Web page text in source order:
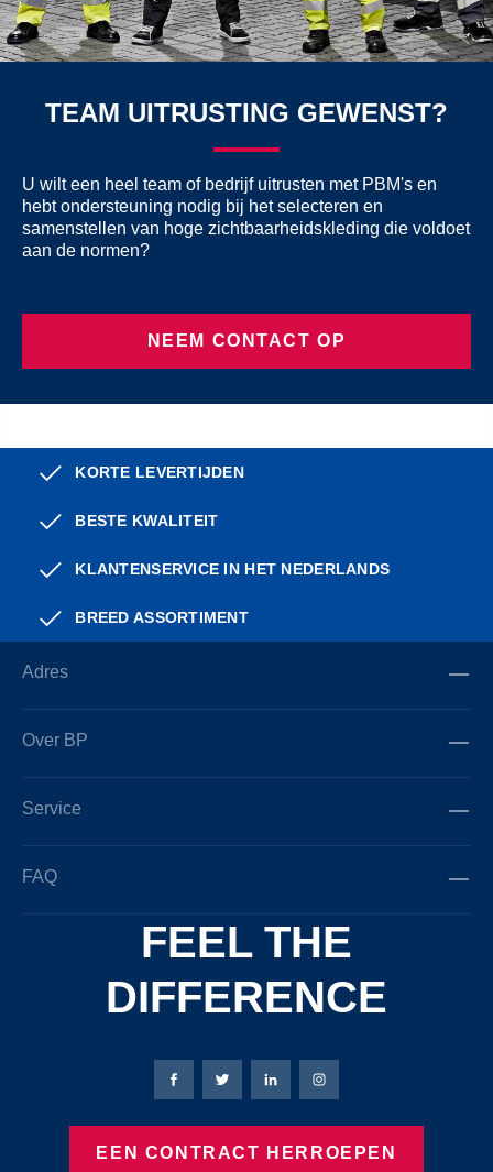
TEAM UITRUSTING GEWENST?
U wilt een heel team of bedrijf uitrusten met PBM's en
hebt ondersteuning nodig bij het selecteren en
samenstellen van hoge zichtbaarheidskleding die voldoet
aan de normen?
NEEM CONTACT OP
KORTE LEVERTIJDEN
BESTE KWALITEIT
KLANTENSERVICE IN HET NEDERLANDS
BREED ASSORTIMENT
Adres
Over BP
Service
FAQ
FEEL THE
DIFFERENCE
Bierbaum-Proenen Facebook-pagina
Bierbaum-Proenen X-pagina
Bierbaum-Proenen
Bierbaum-Proenen
EEN CONTRACT HERROEPEN